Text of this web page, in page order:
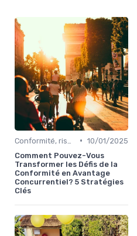
• 10/01/2025
Comment Pouvez-Vous
Transformer les Défis de la
Conformité en Avantage
Concurrentiel? 5 Stratégies
Clés